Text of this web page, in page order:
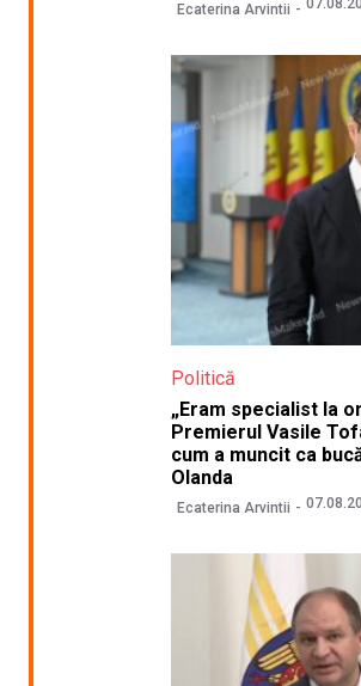
Ecaterina Arvintii
Politică
„Eram specialist la
Premierul Vasile
cum a muncit ca
Olanda
Ecaterina Arvintii